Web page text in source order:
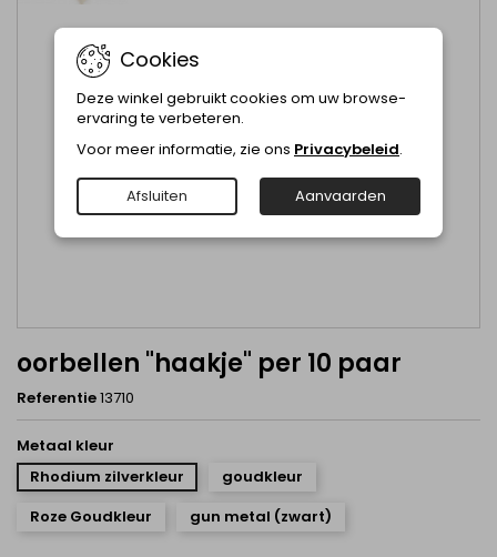
oorbellen "haakje" per 10 paar
Referentie13710
Metaal kleur
Rhodium zilverkleur
goudkleur
Roze Goudkleur
gun metal (zwart)
Cookies
Deze winkel gebruikt cookies om uw browse-
ervaring te verbeteren.
Voor meer informatie, zie ons Privacybeleid.
Afsluiten Aanvaarden